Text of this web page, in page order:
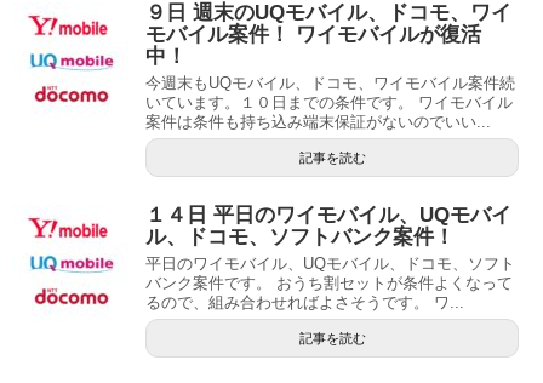
９日 週末のUQモバイル、ドコモ、ワイ
モバイル案件！ ワイモバイルが復活
中！
今週末もUQモバイル、ドコモ、ワイモバイル案件続
いています。１０日までの条件です。 ワイモバイル
案件は条件も持ち込み端末保証がないのでいい...
記事を読む
１４日 平日のワイモバイル、UQモバイ
ル、ドコモ、ソフトバンク案件！
平日のワイモバイル、UQモバイル、ドコモ、ソフト
バンク案件です。 おうち割セットが条件よくなって
るので、組み合わせればよさそうです。 ワ...
記事を読む